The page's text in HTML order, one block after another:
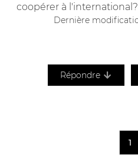
coopérer à l'international?
Dernière
Répondre
1